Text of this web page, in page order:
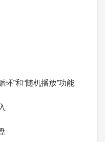
环”和“随机播放”功能